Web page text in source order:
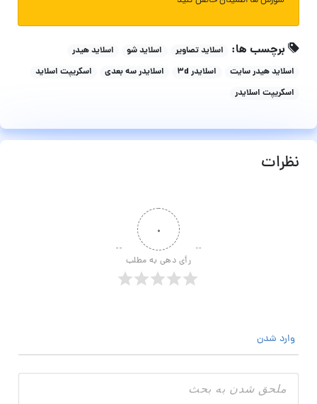
برچسب ها: اسلاید تصاویر اسلاید شو
اسلاید هیدر
اسلاید هیدر سایت
اسلایدر 3d اسلایدر سه بعدی
اسکریپت اسلاید
اسکریپت اسلایدر
نظرات
۰
رأی دهی به مطلب
وارد شدن